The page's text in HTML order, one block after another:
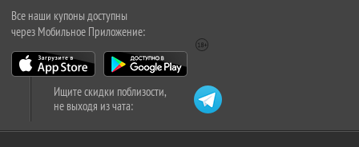
Все наши купоны доступны
через Мобильное Приложение:
Ищите скидки поблизости,
не выходя из чата: